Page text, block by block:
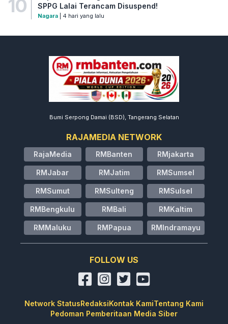
10
SPPG Lalai Terancam Disuspend!
Nagara| 4 hari yang lalu
Bumi Serpong Damai (BSD), Tangerang Selatan
RAJAMEDIA NETWORK
RajaMedia RMBanten RMjakarta
RMJabar RMJatim RMSumsel
RMSumut RMSulteng RMSulsel
RMBengkulu RMBali RMKaltim
RMMaluku RMPapua RMIndramayu
FOLLOW US
Network StatusRedaksiKontak KamiTentang Kami
Pedoman Pemberitaan Media Siber